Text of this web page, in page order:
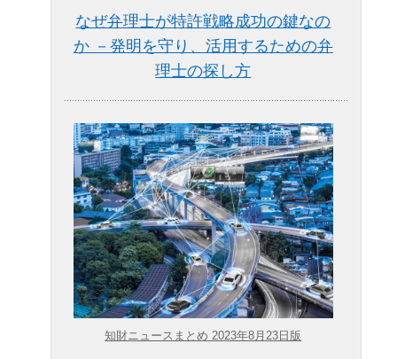
なぜ弁理士が特許戦略成功の鍵なの
か －発明を守り、活用するための弁
理士の探し方
知財ニュースまとめ 2023年8月23日版